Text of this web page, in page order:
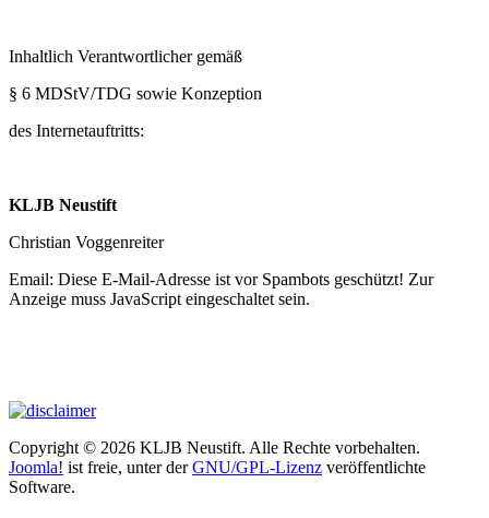
Inhaltlich Verantwortlicher gemäß
§ 6 MDStV/TDG sowie Konzeption
des Internetauftritts:
KLJB Neustift
Christian Voggenreiter
Email: Diese E-Mail-Adresse ist vor Spambots geschützt! Zur
Anzeige muss JavaScript eingeschaltet sein.
Copyright © 2026 KLJB Neustift. Alle Rechte vorbehalten.
Joomla! ist freie, unter derGNU/GPL-Lizenz veröffentlichte
Software.